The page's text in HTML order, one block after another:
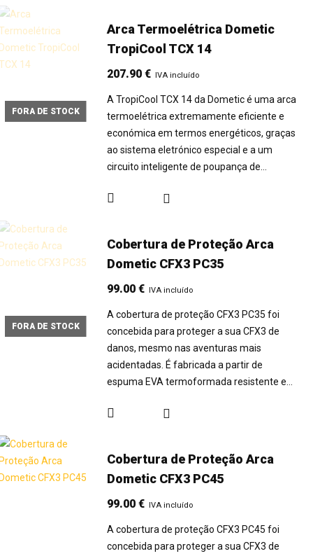
FORA DE STOCK
Arca Termoelétrica Dometic
TropiCool TCX 14
207.90€ IVA incluído
A TropiCool TCX 14 da Dometic é uma arca
termoelétrica extremamente eficiente e
económica em termos energéticos, graças
ao sistema eletrónico especial e a um
circuito inteligente de poupança de…
FORA DE STOCK
Cobertura de Proteção Arca
Dometic CFX3 PC35
99.00€ IVA incluído
A cobertura de proteção CFX3 PC35 foi
concebida para proteger a sua CFX3 de
danos, mesmo nas aventuras mais
acidentadas. É fabricada a partir de
espuma EVA termoformada resistente e…
Cobertura de Proteção Arca
Dometic CFX3 PC45
99.00€ IVA incluído
A cobertura de proteção CFX3 PC45 foi
concebida para proteger a sua CFX3 de